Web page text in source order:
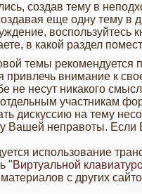
создав тему в
еще одну тему в
в какой раздел
темы
привлечь внимание к
не несут никакого
участникам
дискуссию на тему
Вашей неправоты. Если
использование
"Виртуальной
с других